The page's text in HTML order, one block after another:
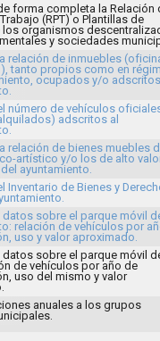
forma completa la Relación
(RPT) o Plantillas de
los organismos
y sociedades
relación de inmuebles
tanto propios como en
ocupados y/o
número de vehículos
adscritos al
relación de bienes muebles
artístico y/o los de alto
ayuntamiento.
Inventario de Bienes y
datos sobre el parque móvil
relación de vehículos por
uso y valor aproximado.
datos sobre el parque móvil
de vehículos por año de
uso del mismo y valor
anuales a los grupos